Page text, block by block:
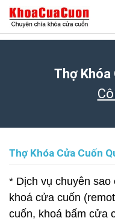
Thợ Khóa
Thợ Khóa Cửa Cuốn
* Dịch vụ chuyên
khoá cửa cuốn
cuốn, khoá bấm cửa